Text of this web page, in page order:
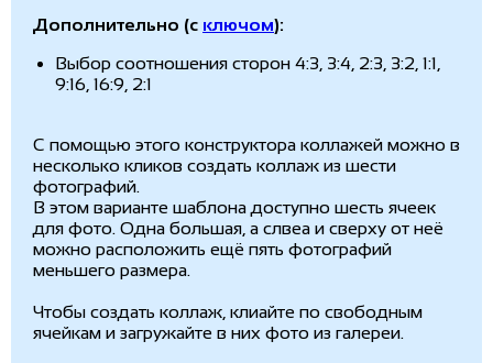
Дополнительно (с ключом):
Выбор соотношения сторон 4:3, 3:4, 2:3, 3:2, 1:1,
9:16, 16:9, 2:1
С помощью этого конструктора коллажей можно в
несколько кликов создать коллаж из шести
фотографий.
В этом варианте шаблона доступно шесть ячеек
для фото. Одна большая, а слвеа и сверху от неё
можно расположить ещё пять фотографий
меньшего размера.
Чтобы создать коллаж, клиайте по свободным
ячейкам и загружайте в них фото из галереи.